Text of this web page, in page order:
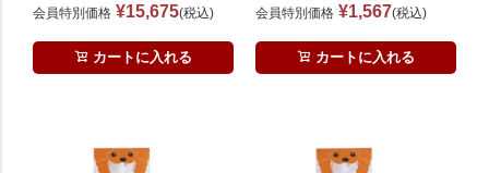
会員特別価格 ¥15,675 税込
カートに入れる
会員特別価格 ¥1,567 税込
カートに入れる